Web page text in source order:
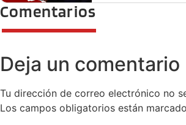
Comentarios
Deja un comentario
Tu dirección de correo electrónico no
Los campos obligatorios están